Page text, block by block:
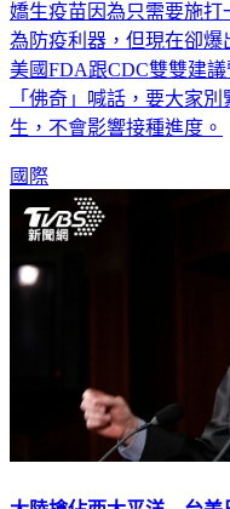
嬌生疫苗因為只需要施
為防疫利器，但現在卻爆
美國FDA跟CDC雙雙建
「佛奇」喊話，要大家
生，不會影響接種進度。
國際